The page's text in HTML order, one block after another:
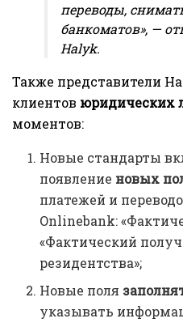
переводы,
банкоматов», —
Halyk.
Также представители
клиентов юридических
моментов:
Новые стандарты
появление новых
платежей и
Onlinebank:
«Фактический
резидентства»;
Новые поля
указывать